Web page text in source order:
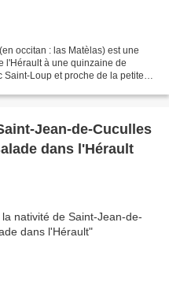
occitan : las Matèlas) est une
l'Hérault à une quinzaine de
Loup et proche de la petite
Jean-de-Cuculles
dans l'Hérault